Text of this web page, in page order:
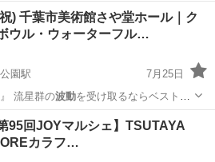
ョップ エネルギー
) 千葉市美術館さや堂ホール｜ク
ウル・ウォーターフル…
園駅
7月25日
流星群の波動を受け取るならベストな
駅 コンサート/ショー
95回JOYマルシェ】TSUTAYA
カラフ…